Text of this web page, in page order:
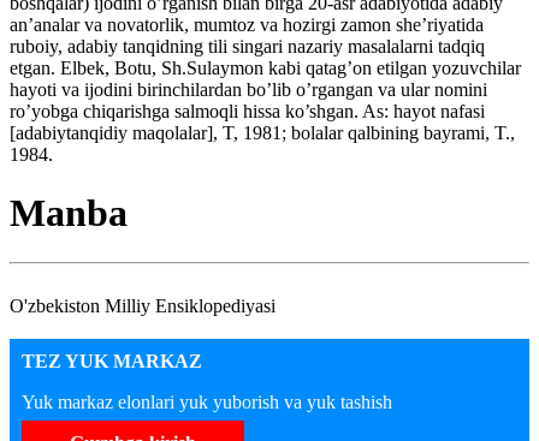
an’analar va novatorlik, mumtoz va hozirgi zamon she’riyatida
ruboiy, adabiy tanqidning tili singari nazariy masalalarni tadqiq
etgan. Elbek, Botu, Sh.Sulaymon kabi qatag’on etilgan yozuvchilar
hayoti va ijodini birinchilardan bo’lib o’rgangan va ular nomini
ro’yobga chiqarishga salmoqli hissa ko’shgan. As: hayot nafasi
[adabiytanqidiy maqolalar], T, 1981; bolalar qalbining bayrami, T.,
1984.
Manba
O'zbekiston Milliy Ensiklopediyasi
TEZ YUK MARKAZ
Yuk markaz elonlari yuk yuborish va yuk tashish